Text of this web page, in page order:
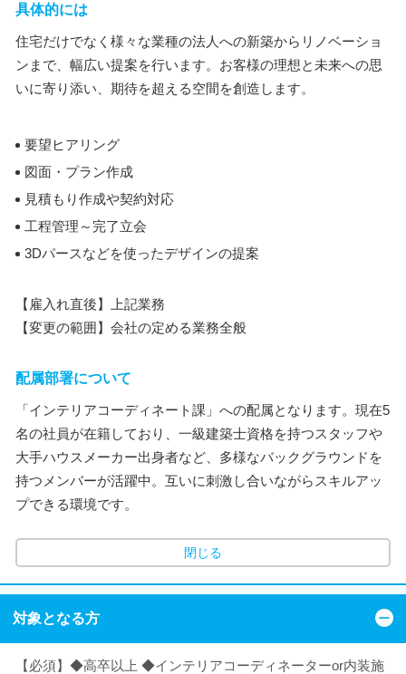
具体的には
住宅だけでなく様々な業種の法人への新築からリノベーショ
ンまで、幅広い提案を行います。お客様の理想と未来への思
いに寄り添い、期待を超える空間を創造します。
要望ヒアリング
図面・プラン作成
見積もり作成や契約対応
工程管理～完了立会
3Dパースなどを使ったデザインの提案
【雇入れ直後】上記業務
【変更の範囲】会社の定める業務全般
配属部署について
「インテリアコーディネート課」への配属となります。現在5
名の社員が在籍しており、一級建築士資格を持つスタッフや
大手ハウスメーカー出身者など、多様なバックグラウンドを
持つメンバーが活躍中。互いに刺激し合いながらスキルアッ
プできる環境です。
閉じる
対象となる方
【必須】◆高卒以上 ◆インテリアコーディネーターor内装施